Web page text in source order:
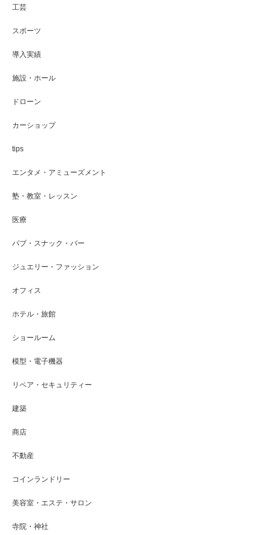
工芸
スポーツ
導入実績
施設・ホール
ドローン
カーショップ
tips
エンタメ・アミューズメント
塾・教室・レッスン
医療
パブ・スナック・バー
ジュエリー・ファッション
オフィス
ホテル・旅館
ショールーム
模型・電子機器
リペア・セキュリティー
建築
商店
不動産
コインランドリー
美容室・エステ・サロン
寺院・神社